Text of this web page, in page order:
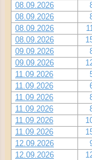
08.09.2026
08.09.2026
08.09.2026
08.09.2026
09.09.2026
09.09.2026
11.09.2026
11.09.2026
11.09.2026
11.09.2026
11.09.2026
11.09.2026
12.09.2026
12.09.2026